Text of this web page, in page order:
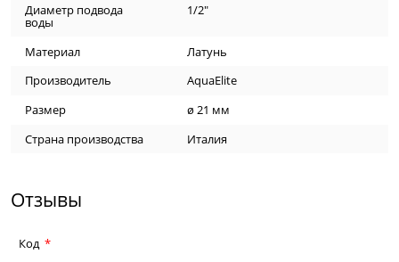
Диаметр подвода
воды
1/2"
Материал
Латунь
Производитель
AquaElite
Размер
ø 21 мм
Страна производства
Италия
Отзывы
Код